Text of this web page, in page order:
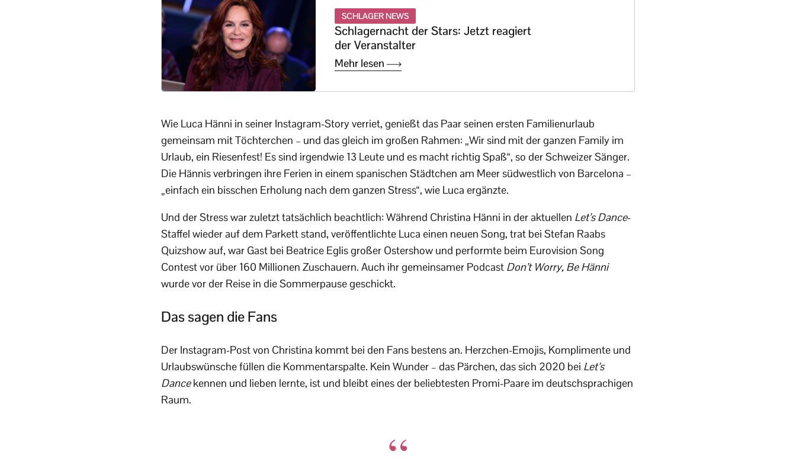
SCHLAGER NEWS
Schlagernacht der Stars: Jetzt reagiert
der Veranstalter
Mehr lesen
Wie Luca Hänni in seiner Instagram-Story verriet, genießt das Paar seinen ersten Familienurlaub
gemeinsam mit Töchterchen – und das gleich im großen Rahmen: „Wir sind mit der ganzen Family im
Urlaub, ein Riesenfest! Es sind irgendwie 13 Leute und es macht richtig Spaß“, so der Schweizer Sänger.
Die Hännis verbringen ihre Ferien in einem spanischen Städtchen am Meer südwestlich von Barcelona –
„einfach ein bisschen Erholung nach dem ganzen Stress“, wie Luca ergänzte.
Und der Stress war zuletzt tatsächlich beachtlich: Während Christina Hänni in der aktuellen Let’s Dance-
Staffel wieder auf dem Parkett stand, veröffentlichte Luca einen neuen Song, trat bei Stefan Raabs
Quizshow auf, war Gast bei Beatrice Eglis großer Ostershow und performte beim Eurovision Song
Contest vor über 160 Millionen Zuschauern. Auch ihr gemeinsamer Podcast Don’t Worry, Be Hänni
wurde vor der Reise in die Sommerpause geschickt.
Das sagen die Fans
Der Instagram-Post von Christina kommt bei den Fans bestens an. Herzchen-Emojis, Komplimente und
Urlaubswünsche füllen die Kommentarspalte. Kein Wunder – das Pärchen, das sich 2020 bei Let’s
Dancekennen und lieben lernte, ist und bleibt eines der beliebtesten Promi-Paare im deutschsprachigen
Raum.